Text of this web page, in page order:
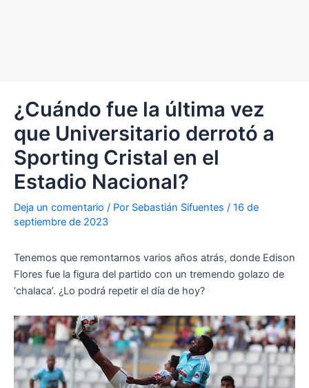
¿Cuándo fue la última vez
que Universitario derrotó a
Sporting Cristal en el
Estadio Nacional?
Deja un comentario / Por Sebastián Sifuentes / 16 de
septiembre de 2023
Tenemos que remontarnos varios años atrás, donde Edison
Flores fue la figura del partido con un tremendo golazo de
‘chalaca’. ¿Lo podrá repetir el día de hoy?